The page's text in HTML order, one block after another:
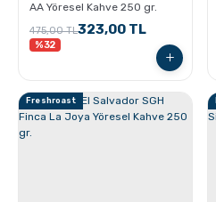
AA Yöresel Kahve 250 gr.
475,00 TL323,00 TL
%32
Freshroast